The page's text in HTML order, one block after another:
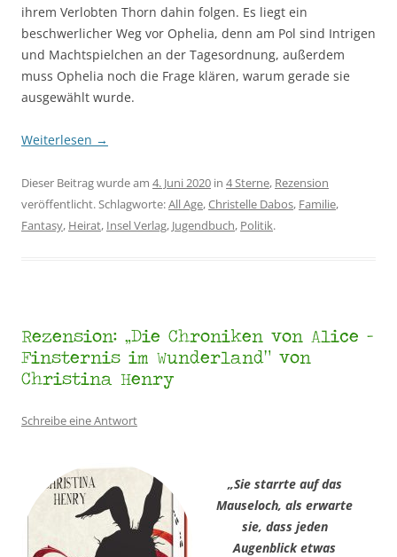
ihrem Verlobten Thorn dahin folgen. Es liegt ein
beschwerlicher Weg vor Ophelia, denn am Pol sind Intrigen
und Machtspielchen an der Tagesordnung, außerdem
muss Ophelia noch die Frage klären, warum gerade sie
ausgewählt wurde.
Weiterlesen →
Dieser Beitrag wurde am 4. Juni 2020 in 4 Sterne, Rezension
veröffentlicht. Schlagworte:All Age,Christelle Dabos, Familie,
Fantasy, Heirat, Insel Verlag, Jugendbuch, Politik.
Rezension: „Die Chroniken von Alice –
Finsternis im Wunderland“ von
Christina Henry
Schreibe eine Antwort
„Sie starrte auf das
Mauseloch, als erwarte
sie, dass jeden
Augenblick etwas